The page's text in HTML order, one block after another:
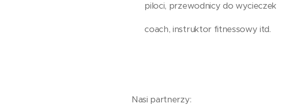
🧗‍♀️ piloci, przewodnicy do wycieczek
🙋🏽‍♀️ coach, instruktor fitnessowy itd.
Nasi partnerzy: